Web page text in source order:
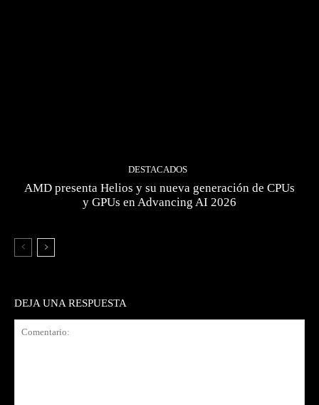
DESTACADOS
AMD presenta Helios y su nueva generación de CPUs
y GPUs en Advancing AI 2026
DEJA UNA RESPUESTA